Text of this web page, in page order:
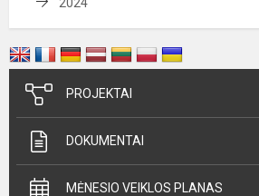
PROJEKTAI
DOKUMENTAI
MĖNESIO VEIKLOS PLANAS